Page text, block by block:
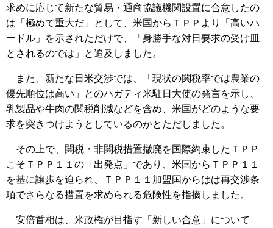
求めに応じて新たな貿易・通商協議機関設置に合意したの
は「極めて重大だ」として、米国からＴＰＰより「高いハ
ードル」を示されただけで、「身勝手な対日要求の受け皿
とされるのでは」と追及しました。
また、新たな日米交渉では、「現状の関税率では農業の
優先順位は高い」とのハガティ米駐日大使の発言を示し、
乳製品や牛肉の関税削減などを含め、米国がどのような要
求を突きつけようとしているのかとただしました。
その上で、関税・非関税措置撤廃を国際約束したＴＰＰ
こそＴＰＰ１１の「出発点」であり、米国からＴＰＰ１１
を基に譲歩を迫られ、ＴＰＰ１１加盟国からはは再交渉条
項でさらなる措置を求められる危険性を指摘しました。
安倍首相は、米政権が目指す「新しい合意」について